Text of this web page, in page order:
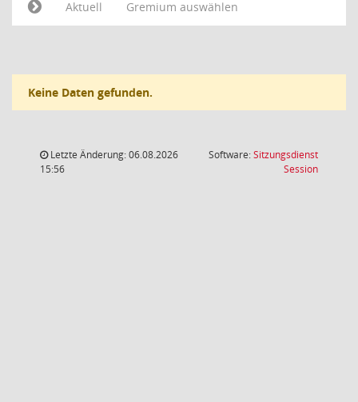
Aktuell
Gremium auswählen
Keine Daten gefunden.
Letzte Änderung: 06.08.2026
15:56
Software:Sitzungsdienst
Session(Wird in